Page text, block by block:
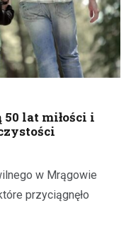
lat miłości i
w Mrągowie
przyciągnęło